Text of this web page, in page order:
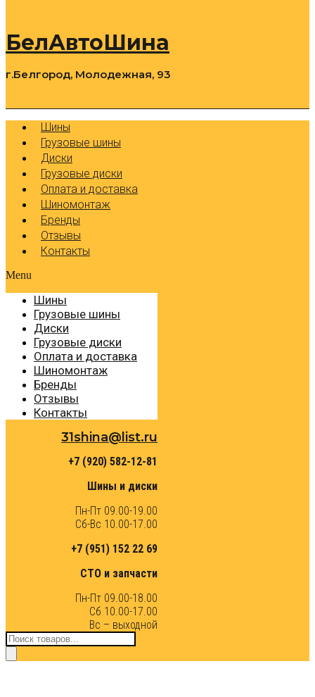
БелАвтоШина
г.Белгород, Молодежная, 93
Шины
Грузовые шины
Диски
Грузовые диски
Оплата и доставка
Шиномонтаж
Бренды
Отзывы
Контакты
Menu
Шины
Грузовые шины
Диски
Грузовые диски
Оплата и доставка
Шиномонтаж
Бренды
Отзывы
Контакты
31shina@list.ru
+7 (920) 582-12-81
Шины и диски
Пн-Пт 09.00-19.00
Сб-Вс 10.00-17.00
+7 (951) 152 22 69
СТО и запчасти
Пн-Пт 09.00-18.00
Сб 10.00-17.00
Вс – выходной
Поиск
товаров